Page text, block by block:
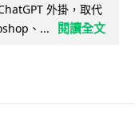
外掛，取代
、...
閱讀全文